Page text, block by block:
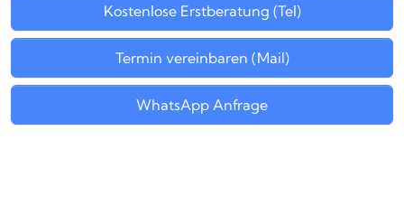
Kostenlose Erstberatung (Tel)
Termin vereinbaren (Mail)
WhatsApp Anfrage